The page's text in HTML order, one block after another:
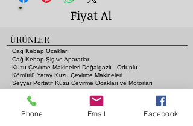
-Adana Kebap ve Şiş Kebaplar Dahil Tüm
Kebapları Pişirebilirsiniz
-Komple Paslanmaz Çelik
-2 Yıl Garanti
-Tüm Avrupaya 10 Gün İçinde Kargo
-Lpg, Propan veya Doğalgaz
-Ce Belgeli
-Tüm Yüzeyde Eşit Sıcaklık
-Şiş Kebapların Pişme Süresi Ortalama 12
Fiyat Al
ÜRÜNLER
Cağ Kebap Ocakları
Cağ Kebap Şiş ve Aparatları
Kuzu Çevirme Makineleri Doğalgazlı - Odunlu
Kömürlü Yatay Kuzu Çevirme Makineleri
Seyyar Portatif Kuzu Çevirme Ocakları ve Motorları
Fanlı Isıtıcı Sobalara Odun - Kömür - Gaz - Elektrik
Kebap Şişleri ve Mangal Aksesuarları
Pide Fırınları
Phone Email Facebook